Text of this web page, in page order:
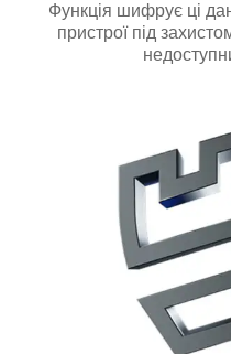
Функція шифрує ці
пристрої під